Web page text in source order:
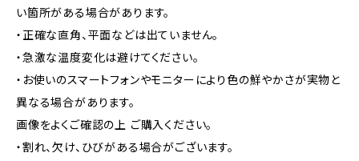
い箇所がある場合があります。
・正確な直角、平面などは出ていません。
・急激な温度変化は避けてください。
・お使いのスマートフォンやモニターにより色の鮮やかさが実物と
異なる場合があります。
画像をよくご確認の上 ご購入ください。
・割れ、欠け、ひびがある場合がございます。